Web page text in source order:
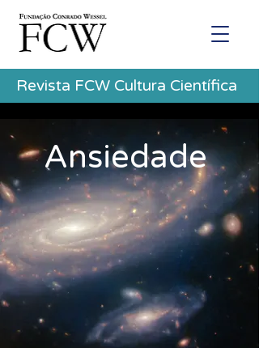
Revista FCW Cultura Científica
Ansiedade